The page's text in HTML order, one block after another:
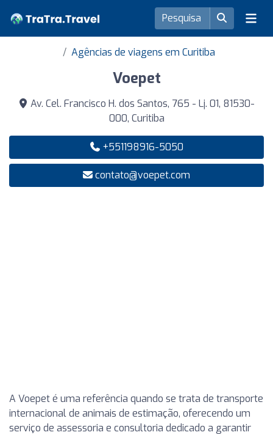
Agências de viagens em Curitiba
Voepet
Av. Cel. Francisco H. dos Santos, 765 - Lj. 01, 81530-
000, Curitiba
+551198916-5050
contato@voepet.com
A Voepet é uma referência quando se trata de transporte
internacional de animais de estimação, oferecendo um
serviço de assessoria e consultoria dedicado a garantir